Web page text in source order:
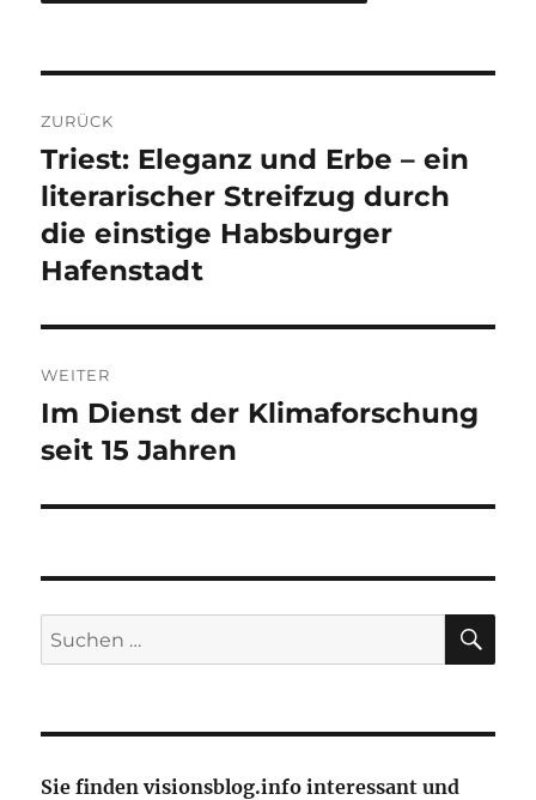
ZURÜCK
Vorheriger
Beitrag:
Triest: Eleganz und Erbe – ein
literarischer Streifzug durch
die einstige Habsburger
Hafenstadt
WEITER
Nächster
Beitrag:
Im Dienst der Klimaforschung
seit 15 Jahren
Suche
nach:
Sie finden visionsblog.info interessant und